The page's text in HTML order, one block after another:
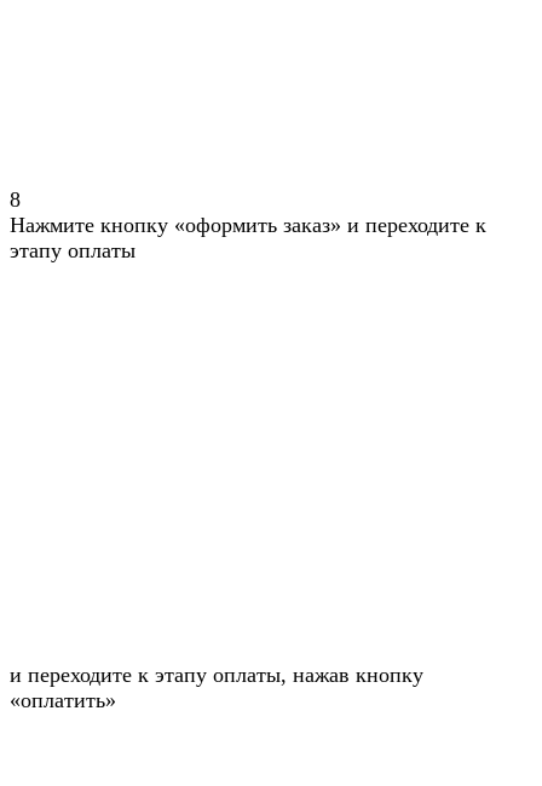
8
Нажмите кнопку «оформить заказ» и переходите к
этапу оплаты
и переходите к этапу оплаты, нажав кнопку
«оплатить»